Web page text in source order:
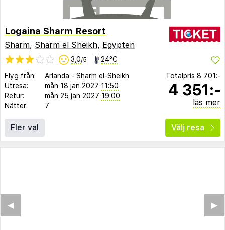
Logaina Sharm Resort
Sharm, Sharm el Sheikh, Egypten
3,0/5 24°C
Flyg från: Arlanda - Sharm el-Sheikh
Utresa:
mån 18 jan 2027 11:50
Retur:
mån 25 jan 2027 19:00
Nätter:
7
Totalpris 8 701:-
4 351:-
läs mer
Fler val Välj resa
▶︎
◀︎